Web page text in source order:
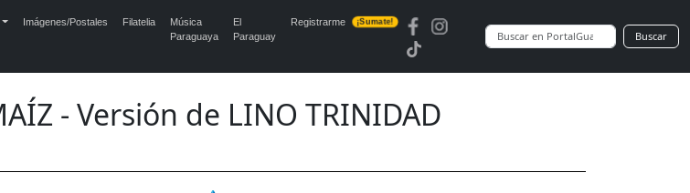
Imágenes/Postales Filatelia
Música
Paraguaya
El
Paraguay
Registrarme ¡Sumate!
Buscar
- Versión de LINO TRINIDAD